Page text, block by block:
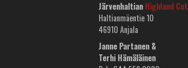
Järvenhaltian Highland
Haltianmäentie 10
46910 Anjala
Janne Partanen &
Terhi Hämäläinen